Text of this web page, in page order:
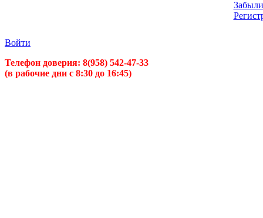
Войти
Телефон доверия: 8(958) 542-47-33
(в рабочие дни с 8:30 до 16:45)